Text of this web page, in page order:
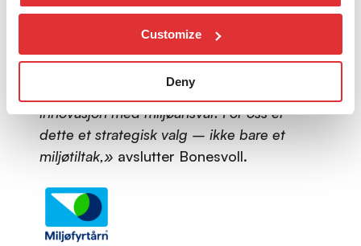
Customize
Deny
et marked som stiller stadig høyere krav
er de som kombinerer teknologisk
innovasjon med miljøansvar. For oss er
dette et strategisk valg – ikke bare et
miljøtiltak,» avslutter Bonesvoll.